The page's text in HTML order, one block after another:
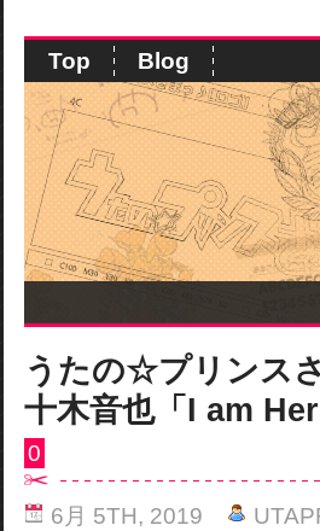
Top Blog
うたの☆プリンス
十木音也「I am
0
6月 5TH, 2019